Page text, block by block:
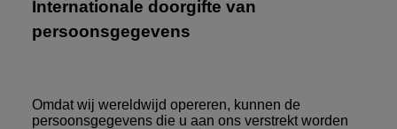
Internationale doorgifte van
persoonsgegevens
Omdat wij wereldwijd opereren, kunnen de
persoonsgegevens die u aan ons verstrekt worden